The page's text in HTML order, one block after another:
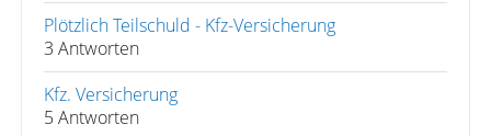
Plötzlich Teilschuld - Kfz-Versicherung
3 Antworten
Kfz. Versicherung
5 Antworten